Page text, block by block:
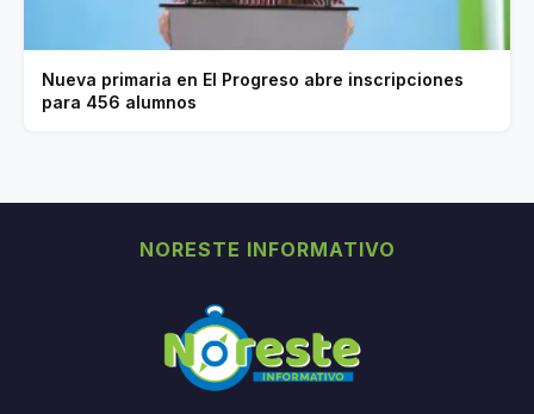
Nueva primaria en El Progreso abre inscripciones
para 456 alumnos
NORESTE INFORMATIVO